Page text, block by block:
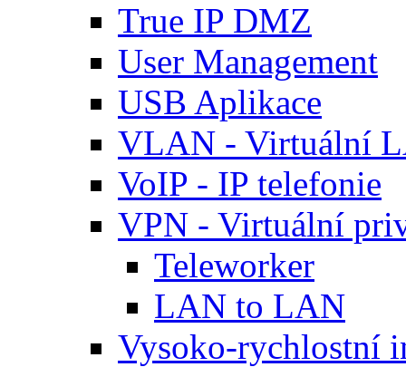
True IP DMZ
User Management
USB Aplikace
VLAN - Virtuální
VoIP - IP telefonie
VPN - Virtuální
Teleworker
LAN to LAN
Vysoko-rychlostní